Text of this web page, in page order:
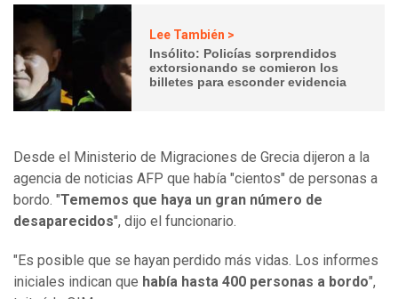
Lee También >
Insólito: Policías sorprendidos
extorsionando se comieron los
billetes para esconder evidencia
Desde el Ministerio de Migraciones de Grecia dijeron a la
agencia de noticias AFP que había "cientos" de personas a
bordo. "Tememos que haya un gran número de
desaparecidos", dijo el funcionario.
"Es posible que se hayan perdido más vidas. Los informes
iniciales indican que había hasta 400 personas a bordo",